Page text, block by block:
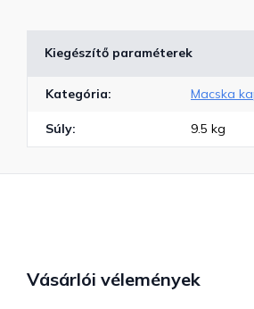
Kiegészítő paraméterek
Kategória: Macska
Súly: 9.5 kg
Vásárlói vélemények